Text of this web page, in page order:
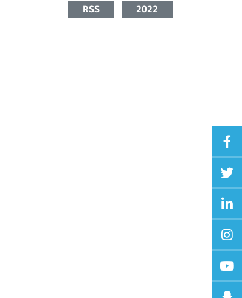
2022
RSS